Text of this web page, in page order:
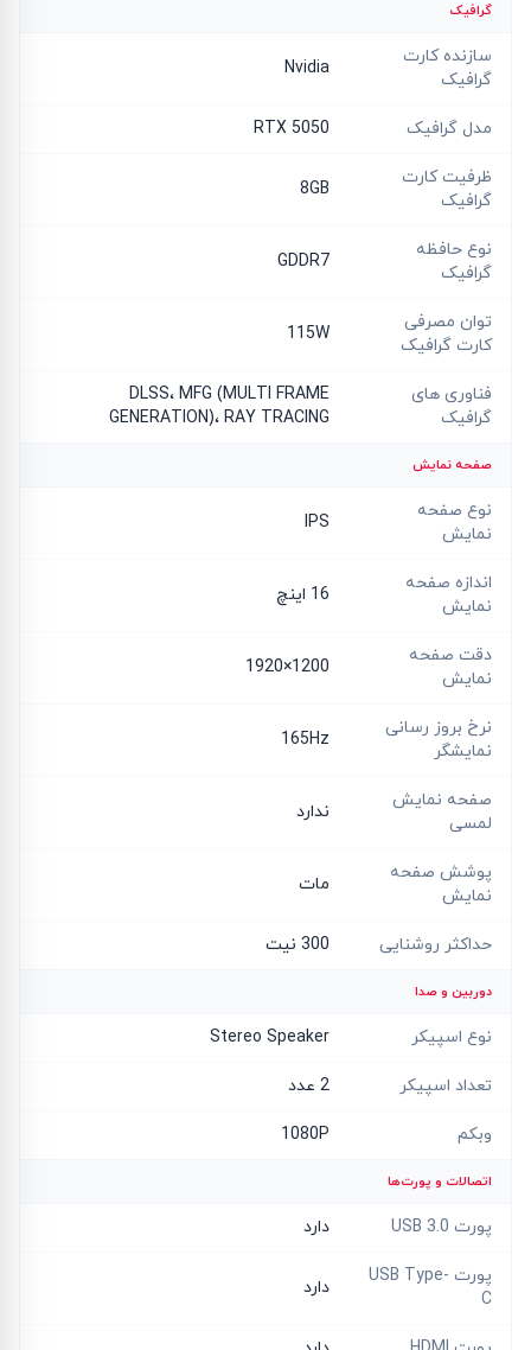
گرافیک
سازنده کارت
گرافیک
Nvidia
مدل گرافیک RTX 5050
ظرفیت کارت
گرافیک
8GB
نوع حافظه
گرافیک
GDDR7
توان مصرفی
کارت گرافیک
115W
فناوری های
گرافیک
DLSS، MFG (MULTI FRAME
GENERATION)، RAY TRACING
صفحه نمایش
نوع صفحه
نمایش
IPS
اندازه صفحه
نمایش
16 اینچ
دقت صفحه
نمایش
1200×1920
نرخ بروز رسانی
نمایشگر
165Hz
صفحه نمایش
لمسی
ندارد
پوشش صفحه
نمایش
مات
حداکثر روشنایی 300 نیت
دوربین و صدا
نوع اسپیکر Stereo Speaker
تعداد اسپیکر 2 عدد
وبکم 1080P
اتصالات و پورت‌ها
پورت USB 3.0 دارد
پورت USB Type-
C
دارد